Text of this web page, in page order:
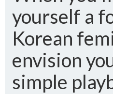
yourself a
Korean
envision
simple